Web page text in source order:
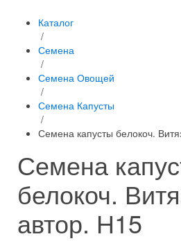
Каталог
/
Семена
/
Семена Овощей
/
Семена Капусты
/
Семена капусты белокоч.
Семена
белокоч.
автор. Н15